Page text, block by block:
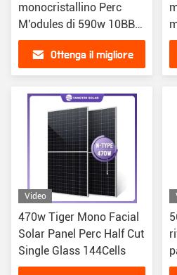
monocristallino Perc
M'odules di 590w 10BB
solare
Ottenga il migliore
Video
470w Tiger Mono Facial
Solar Panel Perc Half Cut
Single Glass 144Cells